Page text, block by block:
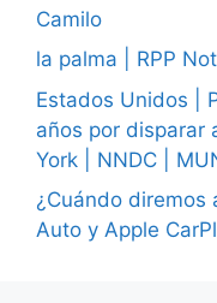
Camilo
la palma | RPP
Estados Unidos |
años por disparar
York | NNDC |
¿Cuándo diremos
Auto y Apple